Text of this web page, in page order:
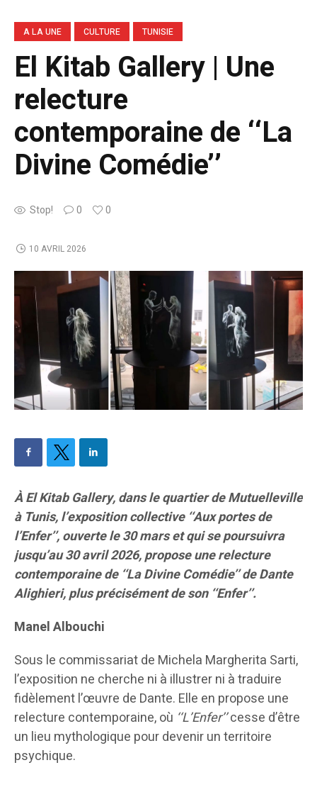
A LA UNE CULTURE TUNISIE
El Kitab Gallery | Une
relecture
contemporaine de ‘‘La
Divine Comédie’’
Stop! 0 0
10 AVRIL 2026
À El Kitab Gallery, dans le quartier de Mutuelleville
à Tunis, l’exposition collective ‘‘Aux portes de
l’Enfer’’, ouverte le 30 mars et qui se poursuivra
jusqu’au 30 avril 2026, propose une relecture
contemporaine de ‘‘La Divine Comédie’’ de Dante
Alighieri, plus précisément de son ‘‘Enfer’’.
Manel Albouchi
Sous le commissariat de Michela Margherita Sarti,
l’exposition ne cherche ni à illustrer ni à traduire
fidèlement l’œuvre de Dante. Elle en propose une
relecture contemporaine, où ‘‘L’Enfer’’cesse d’être
un lieu mythologique pour devenir un territoire
psychique.